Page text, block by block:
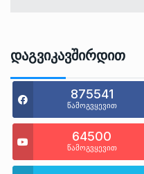
Დაგვიკავშირდით
875541
წამოგვყევით
64500
წამოგვყევით